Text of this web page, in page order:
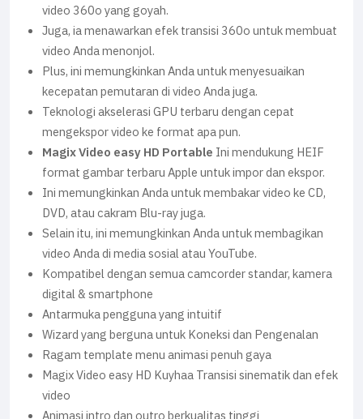
video 360o yang goyah.
Juga, ia menawarkan efek transisi 360o untuk membuat
video Anda menonjol.
Plus, ini memungkinkan Anda untuk menyesuaikan
kecepatan pemutaran di video Anda juga.
Teknologi akselerasi GPU terbaru dengan cepat
mengekspor video ke format apa pun.
Magix Video easy HD Portable Ini mendukung HEIF
format gambar terbaru Apple untuk impor dan ekspor.
Ini memungkinkan Anda untuk membakar video ke CD,
DVD, atau cakram Blu-ray juga.
Selain itu, ini memungkinkan Anda untuk membagikan
video Anda di media sosial atau YouTube.
Kompatibel dengan semua camcorder standar, kamera
digital & smartphone
Antarmuka pengguna yang intuitif
Wizard yang berguna untuk Koneksi dan Pengenalan
Ragam template menu animasi penuh gaya
Magix Video easy HD Kuyhaa Transisi sinematik dan efek
video